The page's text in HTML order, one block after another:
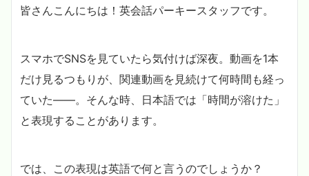
皆さんこんにちは！英会話パーキースタッフです。
スマホでSNSを見ていたら気付けば深夜。動画を1本
だけ見るつもりが、関連動画を見続けて何時間も経っ
ていた――。そんな時、日本語では「時間が溶けた」
と表現することがあります。
では、この表現は英語で何と言うのでしょうか？